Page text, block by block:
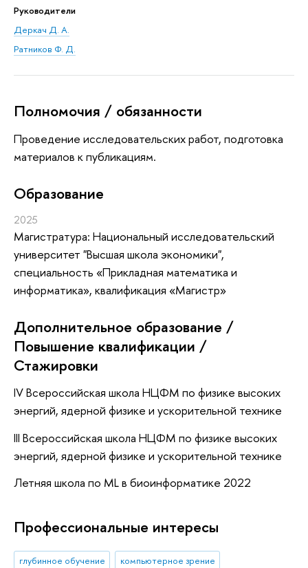
Руководители
Деркач Д. А.
Ратников Ф. Д.
Полномочия / обязанности
Проведение исследовательских работ, подготовка
материалов к публикациям.
Oбразование
2025
Магистратура: Национальный исследовательский
университет "Высшая школа экономики",
специальность «Прикладная математика и
информатика», квалификация «Магистр»
Дополнительное образование /
Повышение квалификации /
Стажировки
IV Всероссийская школа НЦФМ по физике высоких
энергий, ядерной физике и ускорительной технике
III Всероссийская школа НЦФМ по физике высоких
энергий, ядерной физике и ускорительной технике
Летняя школа по ML в биоинформатике 2022
Профессиональные интересы
глубинное обучение
компьютерное зрение